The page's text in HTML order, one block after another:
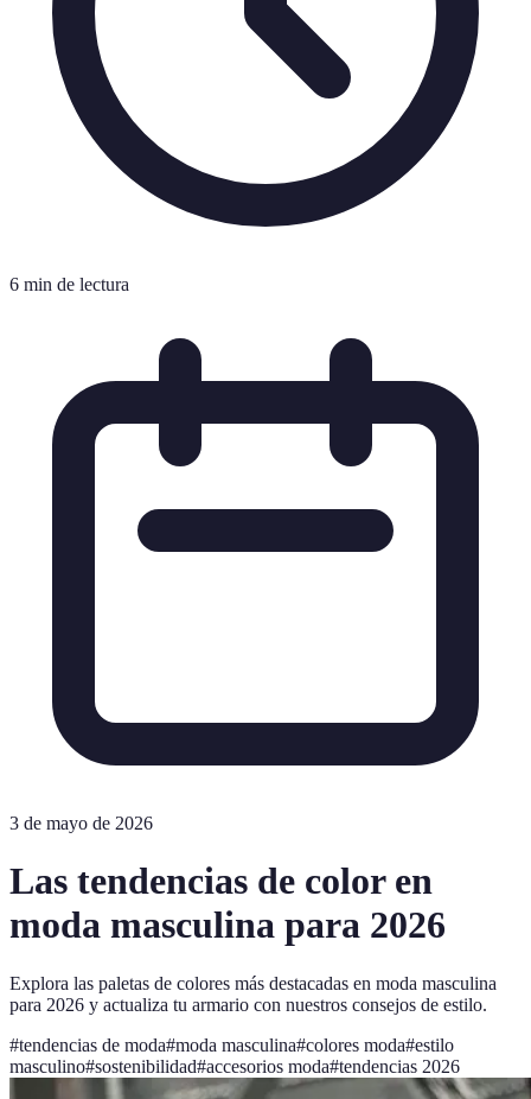
6 min de lectura
3 de mayo de 2026
Las tendencias de color en
moda masculina para 2026
Explora las paletas de colores más destacadas en moda masculina
para 2026 y actualiza tu armario con nuestros consejos de estilo.
#tendencias de moda#moda masculina#colores moda#estilo
masculino#sostenibilidad#accesorios moda#tendencias 2026